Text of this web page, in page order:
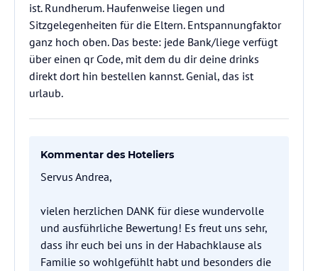
ist. Rundherum. Haufenweise liegen und
Sitzgelegenheiten für die Eltern. Entspannungfaktor
ganz hoch oben. Das beste: jede Bank/liege verfügt
über einen qr Code, mit dem du dir deine drinks
direkt dort hin bestellen kannst. Genial, das ist
urlaub.
Kommentar des Hoteliers
Servus Andrea,
vielen herzlichen DANK für diese wundervolle
und ausführliche Bewertung! Es freut uns sehr,
dass ihr euch bei uns in der Habachklause als
Familie so wohlgefühlt habt und besonders die